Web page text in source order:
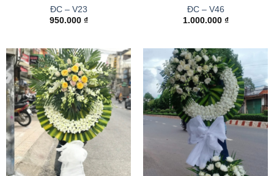
ĐC – V23
950.000 ₫
ĐC – V46
1.000.000 ₫